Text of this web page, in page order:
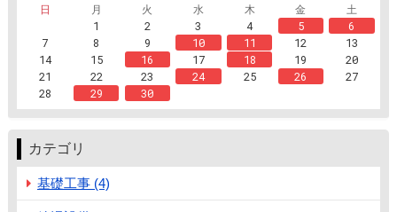
日
月 火 水 木 金
土
1
2 3 4 5
6
7
8 9 10 11 12
13
14
15 16 17 18 19
20
21
22 23 24 25 26
27
28
29 30
カテゴリ
基礎工事 (4)